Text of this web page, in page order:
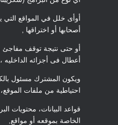
أوأى خلل في المواقع التي
أصحابها أو اختراقها ,
أو حتى نتيجة توقف مفاجئ
أعطال فى أجزائه الداخليه ، ,
ويكون المشترك مسئول
احتياطية من ملفات الموقع،
قواعد البيانات، محتويات
الخاصة بموقعه أو مواقع,